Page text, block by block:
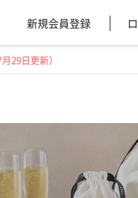
新規会員登録
29日更新）